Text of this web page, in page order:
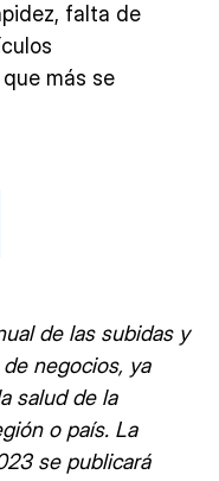
falta de
más se
de las subidas y
negocios, ya
salud de la
o país. La
se publicará